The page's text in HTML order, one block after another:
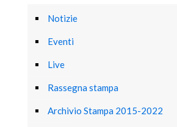
Notizie
Eventi
Live
Rassegna stampa
Archivio Stampa 2015-2022